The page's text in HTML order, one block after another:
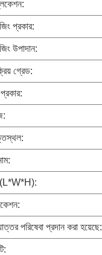
প্রকার:
উপাদান:
গ্রেড:
(L*W*H):
পরিষেবা প্রদান করা হয়েছে: